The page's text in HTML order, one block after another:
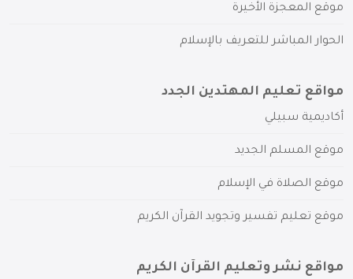
موقع المعجزة الأخيرة
الحوار المباشر للتعريف بالإسلام
مواقع تعليم المهتدين الجدد
أكاديمية سبيلي
موقع المسلم الجديد
موقع الصلاة في الإسلام
موقع تعليم تفسير وتجويد القرآن الكريم
مواقع نشر وتعليم القرآن الكريم